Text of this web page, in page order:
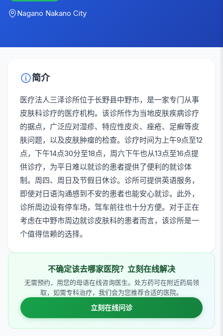
Nagano Nakano City
简介
医疗法人三泽诊所位于长野县中野市，是一家专门从事
皮肤科诊疗的医疗机构。该诊所作为当地皮肤疾病诊疗
的据点，广泛应对湿疹、特应性皮炎、痤疮、足癣等皮
肤问题，以及皮肤肿瘤的检查。诊疗时间为上午9点至12
点，下午14点30分至18点，周六下午也从13点至16点提
供诊疗，为平日难以就诊的患者提供了便利的就诊体
制。周四、周日及节假日休诊。诊所可提供英语服务，
即使对日语沟通感到不安的患者也能安心就诊。此外，
诊所周边设有停车场，驾车前往也十分方便。对于正在
考虑在中野市周边就诊皮肤科的患者而言，该诊所是一
个值得信赖的选择。
不确定该去哪家医院？立刻在线解决
无需预约，用您的母语在线咨询医生。处方药可在附近药局领
取，如需专科治疗，我们会为您推荐合适的医院。
立刻在线问诊